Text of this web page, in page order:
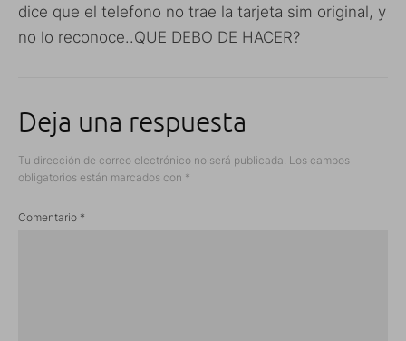
dice que el telefono no trae la tarjeta sim original, y
no lo reconoce..QUE DEBO DE HACER?
Deja una respuesta
Tu dirección de correo electrónico no será publicada. Los campos
obligatorios están marcados con *
Comentario *